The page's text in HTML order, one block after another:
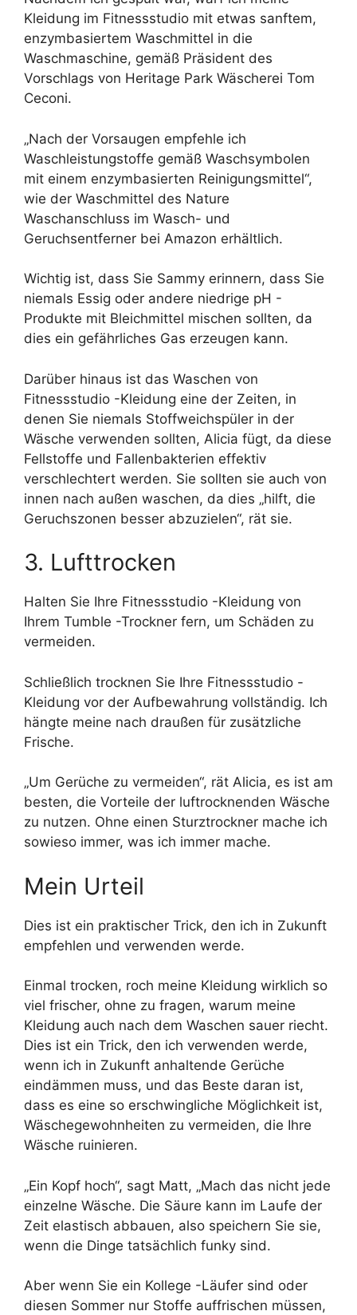
Kleidung im Fitnessstudio mit etwas sanftem,
enzymbasiertem Waschmittel in die
Waschmaschine, gemäß Präsident des
Vorschlags von Heritage Park Wäscherei Tom
Ceconi.
„Nach der Vorsaugen empfehle ich
Waschleistungstoffe gemäß Waschsymbolen
mit einem enzymbasierten Reinigungsmittel“,
wie der Waschmittel des Nature
Waschanschluss im Wasch- und
Geruchsentferner bei Amazon erhältlich.
Wichtig ist, dass Sie Sammy erinnern, dass Sie
niemals Essig oder andere niedrige pH -
Produkte mit Bleichmittel mischen sollten, da
dies ein gefährliches Gas erzeugen kann.
Darüber hinaus ist das Waschen von
Fitnessstudio -Kleidung eine der Zeiten, in
denen Sie niemals Stoffweichspüler in der
Wäsche verwenden sollten, Alicia fügt, da diese
Fellstoffe und Fallenbakterien effektiv
verschlechtert werden. Sie sollten sie auch von
innen nach außen waschen, da dies „hilft, die
Geruchszonen besser abzuzielen“, rät sie.
3. Lufttrocken
Halten Sie Ihre Fitnessstudio -Kleidung von
Ihrem Tumble -Trockner fern, um Schäden zu
vermeiden.
Schließlich trocknen Sie Ihre Fitnessstudio -
Kleidung vor der Aufbewahrung vollständig. Ich
hängte meine nach draußen für zusätzliche
Frische.
„Um Gerüche zu vermeiden“, rät Alicia, es ist am
besten, die Vorteile der luftrocknenden Wäsche
zu nutzen. Ohne einen Sturztrockner mache ich
sowieso immer, was ich immer mache.
Mein Urteil
Dies ist ein praktischer Trick, den ich in Zukunft
empfehlen und verwenden werde.
Einmal trocken, roch meine Kleidung wirklich so
viel frischer, ohne zu fragen, warum meine
Kleidung auch nach dem Waschen sauer riecht.
Dies ist ein Trick, den ich verwenden werde,
wenn ich in Zukunft anhaltende Gerüche
eindämmen muss, und das Beste daran ist,
dass es eine so erschwingliche Möglichkeit ist,
Wäschegewohnheiten zu vermeiden, die Ihre
Wäsche ruinieren.
„Ein Kopf hoch“, sagt Matt, „Mach das nicht jede
einzelne Wäsche. Die Säure kann im Laufe der
Zeit elastisch abbauen, also speichern Sie sie,
wenn die Dinge tatsächlich funky sind.
Aber wenn Sie ein Kollege -Läufer sind oder
diesen Sommer nur Stoffe auffrischen müssen,